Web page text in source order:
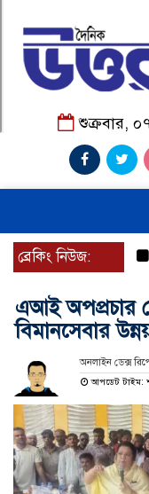
শুক্রবার,
ব্রেকিং নিউজ:
এআই অপপ্রচার
বিমানসেবার
অনলাইন ডেক্স
আপডেট টাইম: